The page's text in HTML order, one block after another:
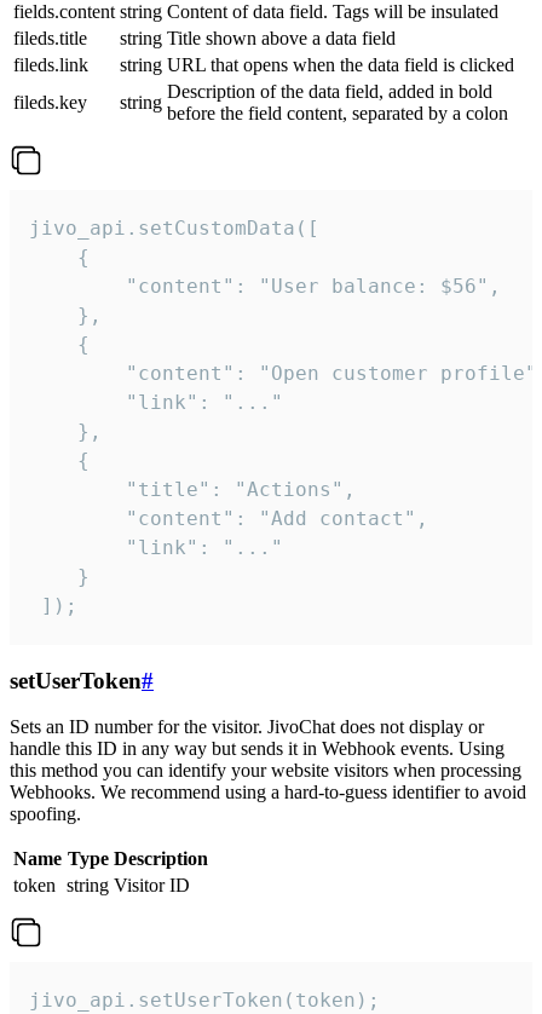
fields.content string Content of data field. Tags will be insulated
fileds.title
string Title shown above a data field
fileds.link
string URL that opens when the data field is clicked
fileds.key
string
Description of the data field, added in bold
before the field content, separated by a colon
jivo_api.setCustomData([
    {
        "content": "User balance: $56",
    },
    {
"content": "Open customer
        "link": "..."
    },
    {
        "title": "Actions",
        "content": "Add contact",
        "link": "..."
    }
]);
setUserToken#
Sets an ID number for the visitor. JivoChat does not display or
handle this ID in any way but sends it in Webhook events. Using
this method you can identify your website visitors when processing
Webhooks. We recommend using a hard-to-guess identifier to avoid
spoofing.
Name Type Description
token string Visitor ID
jivo_api.setUserToken(token);